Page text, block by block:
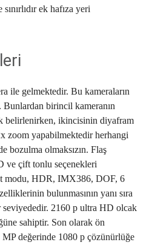
ek hafıza yeri
ile gelmektedir. Bu kameraların
birincil kameranın
belirlenirken, ikincisinin diyafram
zoom yapabilmektedir herhangi
bozulma olmaksızın. Flaş
ve çift tonlu seçenekleri
modu, HDR, IMX386, DOF, 6
bulunmasının yanı sıra
2160 p ultra HD olcak
sahiptir. Son olarak ön
değerinde 1080 p çözünürlüğe